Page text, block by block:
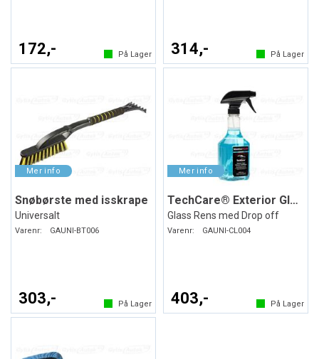
172,- På Lager 314,- På Lager
Snøbørste med isskrape
Universalt
Varenr: GAUNI-BT006
303,- På Lager
TechCare® Exterior Glass Cleaner
Glass Rens med Drop off
Varenr: GAUNI-CL004
403,- På Lager